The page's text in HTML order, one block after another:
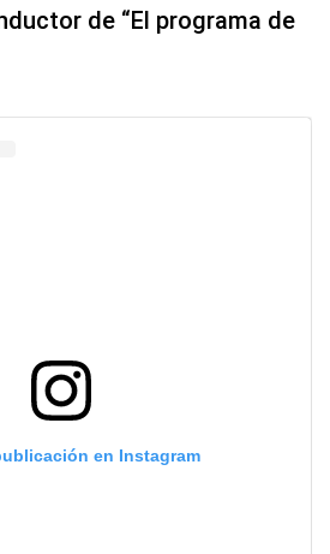
de “El programa de
en Instagram